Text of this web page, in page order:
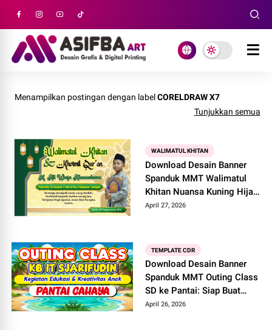
Menampilkan postingan dengan labelCORELDRAW X7
Tunjukkan semua
WALIMATUL KHITAN
Download Desain Banner
Spanduk MMT Walimatul
Khitan Nuansa Kuning Hijau
Siap Edit di CorelDRAW X7
April 27, 2026
TEMPLATE CDR
Download Desain Banner
Spanduk MMT Outing Class
SD ke Pantai: Siap Buat
Healing dan Rekreasi!
April 26, 2026